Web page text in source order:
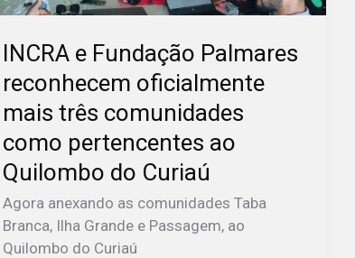
INCRA e Fundação Palmares
reconhecem oficialmente
mais três comunidades
como pertencentes ao
Quilombo do Curiaú
Agora anexando as comunidades Taba
Branca, Ilha Grande e Passagem, ao
Quilombo do Curiaú
comunidades
pertencentes
ao
Quilombo
do
Curiaú